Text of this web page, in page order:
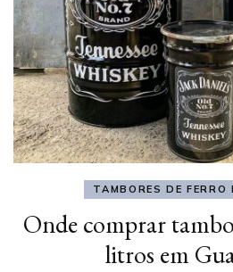
TAMBORES DE FERRO
Onde comprar
litros em